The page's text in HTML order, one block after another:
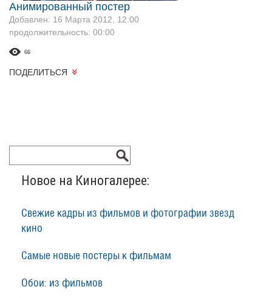
Анимированный постер
Добавлен: 16 Марта 2012, 12:00
продолжительность: 00:00
66
ПОДЕЛИТЬСЯ
Новое на Киногалерее:
Свежие кадры из фильмов и фотографии звезд
кино
Самые новые постеры к фильмам
Обои: из фильмов